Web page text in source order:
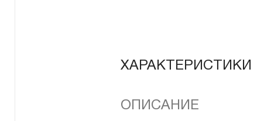
ХАРАКТЕРИСТИКИ
ОПИСАНИЕ